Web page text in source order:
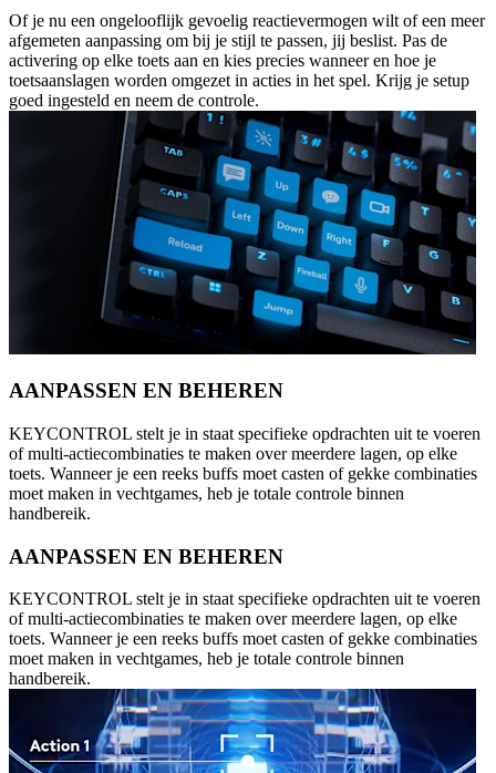
Of je nu een ongelooflijk gevoelig reactievermogen wilt of een meer
afgemeten aanpassing om bij je stijl te passen, jij beslist. Pas de
activering op elke toets aan en kies precies wanneer en hoe je
toetsaanslagen worden omgezet in acties in het spel. Krijg je setup
goed ingesteld en neem de controle.
AANPASSEN EN BEHEREN
KEYCONTROL stelt je in staat specifieke opdrachten uit te voeren
of multi-actiecombinaties te maken over meerdere lagen, op elke
toets. Wanneer je een reeks buffs moet casten of gekke combinaties
moet maken in vechtgames, heb je totale controle binnen
handbereik.
AANPASSEN EN BEHEREN
KEYCONTROL stelt je in staat specifieke opdrachten uit te voeren
of multi-actiecombinaties te maken over meerdere lagen, op elke
toets. Wanneer je een reeks buffs moet casten of gekke combinaties
moet maken in vechtgames, heb je totale controle binnen
handbereik.